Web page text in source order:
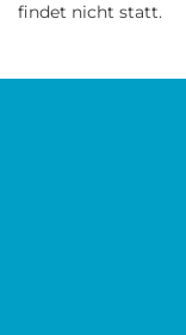
findet nicht statt.